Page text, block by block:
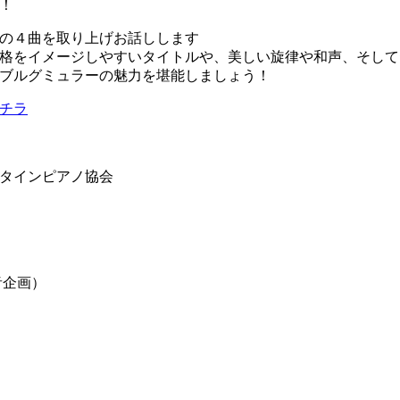
４曲を取り上げお話しします
をイメージしやすいタイトルや、美しい旋律や和声、そし
ルグミュラーの魅力を堪能しましょう！
ラ
インピアノ協会
企画）